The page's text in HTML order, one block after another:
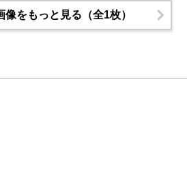
像をもっと見る（全1枚）